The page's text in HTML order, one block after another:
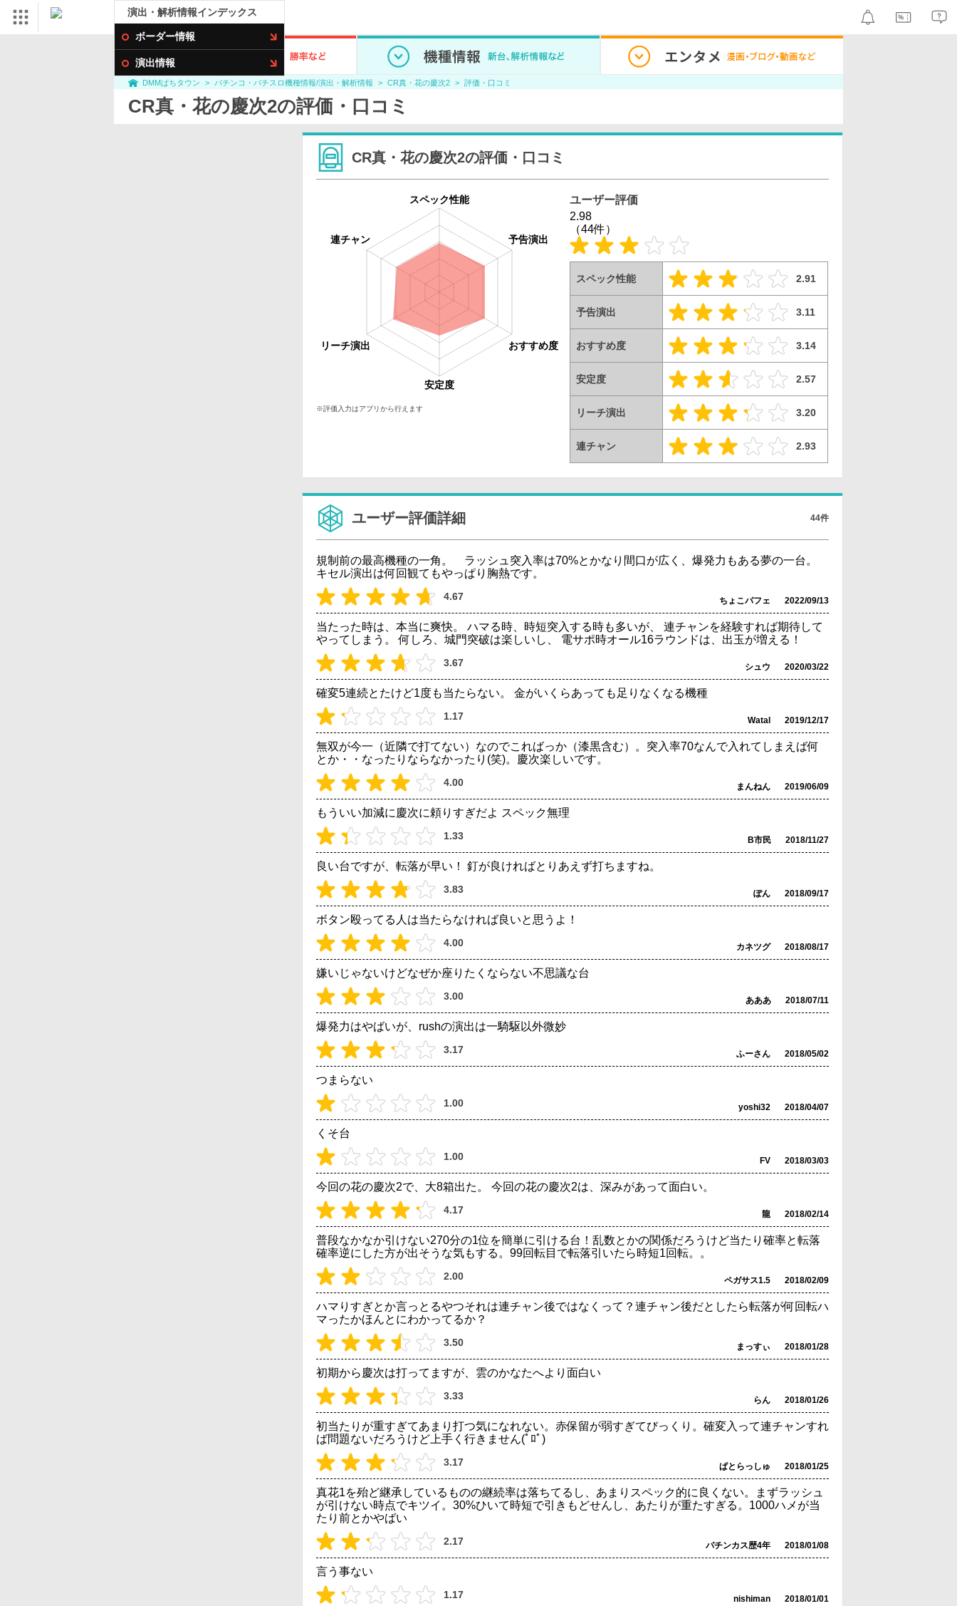
DMMぱちタウン パチンコ・パチスロ機種情報/演出・解析情報 CR真・花の慶次2 評価・口コミ
CR真・花の慶次2の評価・口コミ
演出・解析情報インデックス
ボーダー情報
演出情報
CR真・花の慶次2の評価・口コミ
スペック性能
予告演出
おすすめ度
安定度
リーチ演出
連チャン
※評価入力はアプリから行えます
ユーザー評価
2.98
（44件）
スペック性能 2.91
予告演出 3.11
おすすめ度 3.14
安定度 2.57
リーチ演出 3.20
連チャン 2.93
ユーザー評価詳細 44件
規制前の最高機種の一角。 ラッシュ突入率は70%とかなり間口が広く、爆発力もある夢の一台。
キセル演出は何回観てもやっぱり胸熱です。
4.67 ちょこパフェ 2022/09/13
当たった時は、本当に爽快。 ハマる時、時短突入する時も多いが、 連チャンを経験すれば期待して
やってしまう。 何しろ、城門突破は楽しいし、 電サポ時オール16ラウンドは、出玉が増える！
3.67 シュウ 2020/03/22
確変5連続とたけど1度も当たらない。 金がいくらあっても足りなくなる機種
1.17 Watal 2019/12/17
無双が今一（近隣で打てない）なのでこればっか（漆黒含む）。突入率70なんで入れてしまえば何
とか・・なったりならなかったり(笑)。慶次楽しいです。
4.00 まんねん 2019/06/09
もういい加減に慶次に頼りすぎだよ スペック無理
1.33 B市民 2018/11/27
良い台ですが、転落が早い！ 釘が良ければとりあえず打ちますね。
3.83 ぽん 2018/09/17
ボタン殴ってる人は当たらなければ良いと思うよ！
4.00 カネツグ 2018/08/17
嫌いじゃないけどなぜか座りたくならない不思議な台
3.00 あああ 2018/07/11
爆発力はやばいが、rushの演出は一騎駆以外微妙
3.17 ふーさん 2018/05/02
つまらない
1.00 yoshi32 2018/04/07
くそ台
1.00 FV 2018/03/03
今回の花の慶次2で、大8箱出た。 今回の花の慶次2は、深みがあって面白い。
4.17 龍 2018/02/14
普段なかなか引けない270分の1位を簡単に引ける台！乱数とかの関係だろうけど当たり確率と転落
確率逆にした方が出そうな気もする。99回転目で転落引いたら時短1回転。。
2.00 ペガサス1.5 2018/02/09
ハマりすぎとか言っとるやつそれは連チャン後ではなくって？連チャン後だとしたら転落が何回転ハ
マったかほんとにわかってるか？
3.50 まっすぃ 2018/01/28
初期から慶次は打ってますが、雲のかなたへより面白い
3.33 らん 2018/01/26
初当たりが重すぎてあまり打つ気になれない。赤保留が弱すぎてびっくり。確変入って連チャンすれ
ば問題ないだろうけど上手く行きません(ﾟﾛﾟ)
3.17 ぱとらっしゅ 2018/01/25
真花1を殆ど継承しているものの継続率は落ちてるし、あまりスペック的に良くない。まずラッシュ
が引けない時点でキツイ。30%ひいて時短で引きもどせんし、あたりが重たすぎる。1000ハメが当
たり前とかやばい
2.17 パチンカス歴4年 2018/01/08
言う事ない
1.17 nishiman 2018/01/01